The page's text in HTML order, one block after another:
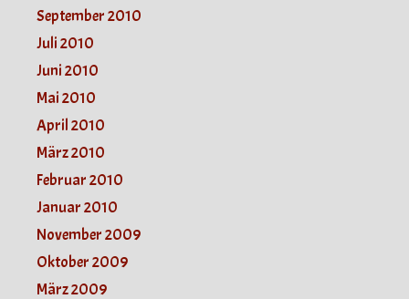
September 2010
Juli 2010
Juni 2010
Mai 2010
April 2010
März 2010
Februar 2010
Januar 2010
November 2009
Oktober 2009
März 2009